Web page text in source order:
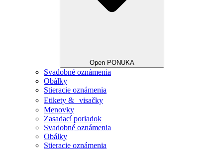
Open PONUKA
Svadobné oznámenia
Obálky
Stieracie oznámenia
Etikety & visačky
Menovky
Zasadací poriadok
Svadobné oznámenia
Obálky
Stieracie oznámenia